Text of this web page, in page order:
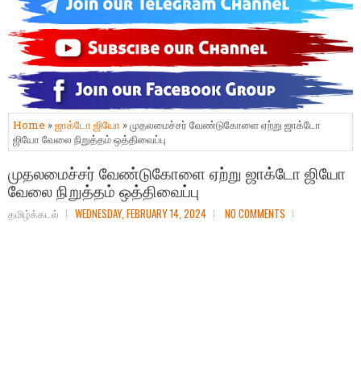
Home »ஜாக்டோ ஜியோ » முதலமைச்சர் வேண்டுகோளை ஏற்று ஜாக்டோ
ஜியோ வேலை நிறுத்தம் ஒத்திவைப்பு
முதலமைச்சர் வேண்டுகோளை ஏற்று ஜாக்டோ ஜியோ
வேலை நிறுத்தம் ஒத்திவைப்பு
தமிழ்க்கடல் WEDNESDAY, FEBRUARY 14, 2024 NO COMMENTS